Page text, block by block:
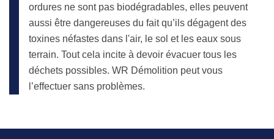
ordures ne sont pas biodégradables, elles peuvent
aussi être dangereuses du fait qu’ils dégagent des
toxines néfastes dans l'air, le sol et les eaux sous
terrain. Tout cela incite à devoir évacuer tous les
déchets possibles. WR Démolition peut vous
l’effectuer sans problèmes.